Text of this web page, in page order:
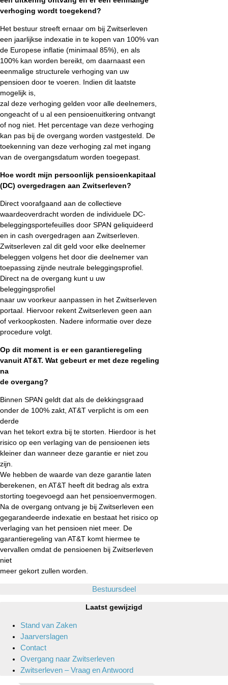
verhoging wordt toegekend?
Het bestuur streeft ernaar om bij Zwitserleven
een jaarlijkse indexatie in te kopen van 100% van
de Europese inflatie (minimaal 85%), en als
100% kan worden bereikt, om daarnaast een
eenmalige structurele verhoging van uw
pensioen door te voeren. Indien dit laatste
mogelijk is,
zal deze verhoging gelden voor alle deelnemers,
ongeacht of u al een pensioenuitkering ontvangt
of nog niet. Het percentage van deze verhoging
kan pas bij de overgang worden vastgesteld. De
toekenning van deze verhoging zal met ingang
van de overgangsdatum worden toegepast.
Hoe wordt mijn persoonlijk pensioenkapitaal
(DC) overgedragen aan Zwitserleven?
Direct voorafgaand aan de collectieve
waardeoverdracht worden de individuele DC-
beleggingsportefeuilles door SPAN geliquideerd
en in cash overgedragen aan Zwitserleven.
Zwitserleven zal dit geld voor elke deelnemer
beleggen volgens het door die deelnemer van
toepassing zijnde neutrale beleggingsprofiel.
Direct na de overgang kunt u uw
beleggingsprofiel
naar uw voorkeur aanpassen in het Zwitserleven
portaal. Hiervoor rekent Zwitserleven geen aan
of verkoopkosten. Nadere informatie over deze
procedure volgt.
Op dit moment is er een garantieregeling
vanuit AT&T. Wat gebeurt er met deze regeling
na
de overgang?
Binnen SPAN geldt dat als de dekkingsgraad
onder de 100% zakt, AT&T verplicht is om een
derde
van het tekort extra bij te storten. Hierdoor is het
risico op een verlaging van de pensioenen iets
kleiner dan wanneer deze garantie er niet zou
zijn.
We hebben de waarde van deze garantie laten
berekenen, en AT&T heeft dit bedrag als extra
storting toegevoegd aan het pensioenvermogen.
Na de overgang ontvang je bij Zwitserleven een
gegarandeerde indexatie en bestaat het risico op
verlaging van het pensioen niet meer. De
garantieregeling van AT&T komt hiermee te
vervallen omdat de pensioenen bij Zwitserleven
niet
meer gekort zullen worden.
Bestuursdeel
Laatst gewijzigd
Stand van Zaken
Jaarverslagen
Contact
Overgang naar Zwitserleven
Zwitserleven – Vraag en Antwoord